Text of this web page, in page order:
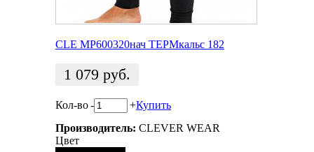
CLE MP600320нач ТЕРМкальс 182
1 079 руб.
Кол-во- +Купить
Производитель: CLEVER WEAR
Цвет